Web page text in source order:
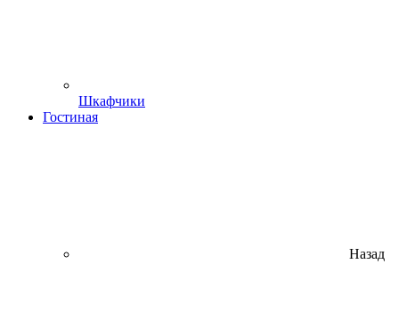
Шкафчики
Гостиная
Назад